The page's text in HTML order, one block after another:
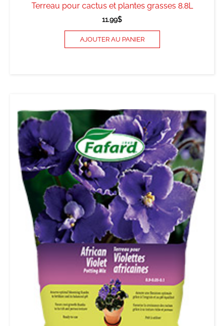
Terreau pour cactus et plantes grasses 8.8L
11.99$
AJOUTER AU PANIER